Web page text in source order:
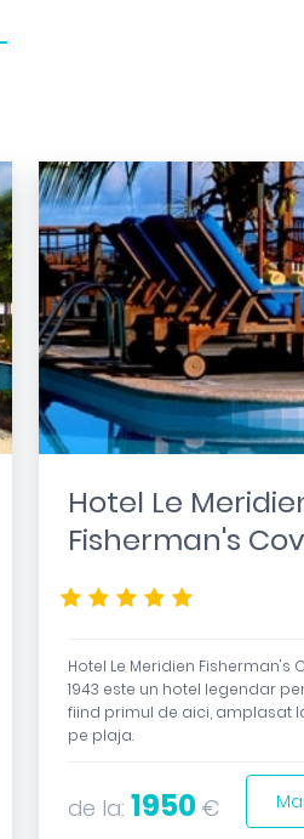
Hotel Le
Fisherman's
Hotel Le Meridien Fisherman's
1943 este un hotel legendar
fiind primul de aici, amplasat
pe plaja.
de la:1950 €